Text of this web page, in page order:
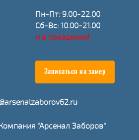
Пн-Пт: 9.00-22.00
Сб-Вс: 10.00-21.00
и в праздники!
Записаться на замер
"Арсенал Заборов"